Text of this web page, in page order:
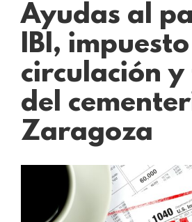
Ayudas al
IBI,
circulación y
del
Zaragoza